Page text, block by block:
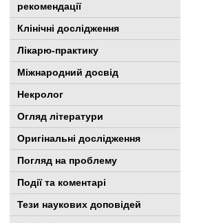
рекомендації
Клінічні дослідження
Лікарю-практику
Міжнародний досвід
Некролог
Огляд літератури
Оригінальні дослідження
Погляд на проблему
Події та коментарі
Тези наукових доповідей